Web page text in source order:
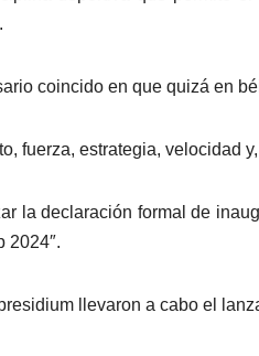
coincido en que quizá en
fuerza, estrategia, velocidad
la declaración formal de
2024″.
llevaron a cabo el